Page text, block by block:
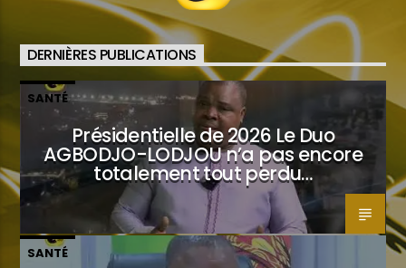
DERNIÈRES PUBLICATIONS
SANTÉ
Présidentielle de 2026 Le Duo
AGBODJO-LODJOU n’a pas encore
totalement tout perdu…
SANTÉ